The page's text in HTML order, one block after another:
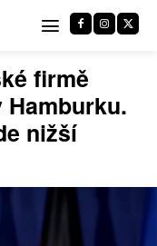
firmě
nižší